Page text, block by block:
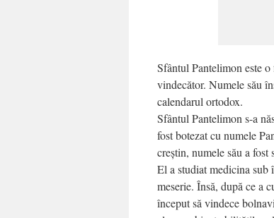
Sfântul Pantelimon este
vindecător. Numele său
calendarul ortodox.
Sfântul Pantelimon s-a
fost botezat cu numele
creștin, numele său a
El a studiat medicina sub
meserie. Însă, după ce a
început să vindece